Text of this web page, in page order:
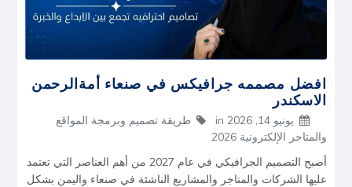
افضل مصممه جرافيكس في صنعاء أمةالرحمن
الاسكندر
يونيو 14, 2026 in
طريقة تصميم وبرمجة المواقع
والمتاجر الإلكترونية 2026
أصبح التصميم الجرافيكي في عام 2027 من أهم العناصر التي تعتمد
عليها الشركات والمتاجر والمشاريع الناشئة في صنعاء واليمن بشكل